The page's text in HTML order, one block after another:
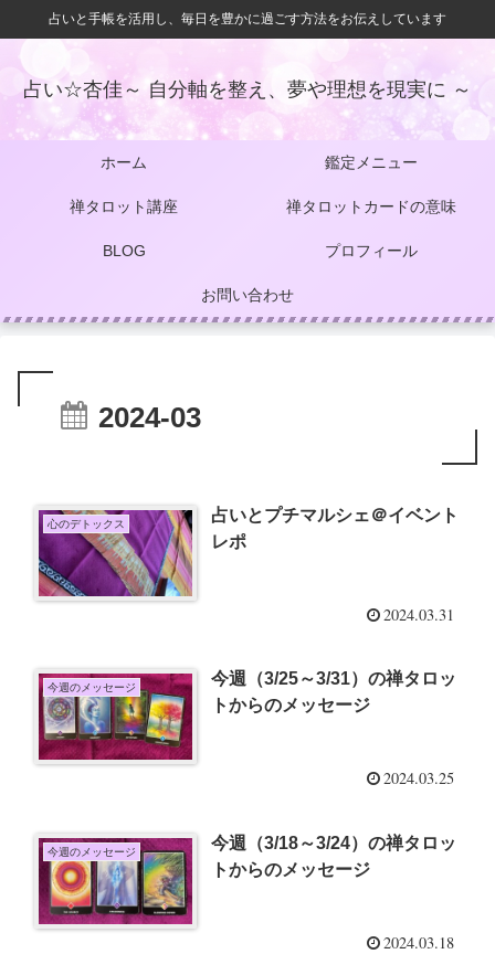
占いと手帳を活用し、毎日を豊かに過ごす方法をお伝えしています
占い☆杏佳～ 自分軸を整え、夢や理想を現実に ～
ホーム 鑑定メニュー
禅タロット講座 禅タロットカードの意味
BLOG プロフィール
お問い合わせ
2024-03
心のデトックス
占いとプチマルシェ＠イベント
レポ
2024.03.31
今週のメッセージ
今週（3/25～3/31）の禅タロッ
トからのメッセージ
2024.03.25
今週のメッセージ
今週（3/18～3/24）の禅タロッ
トからのメッセージ
2024.03.18